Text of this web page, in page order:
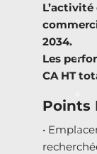
2034.
Les
CA HT
Points
•